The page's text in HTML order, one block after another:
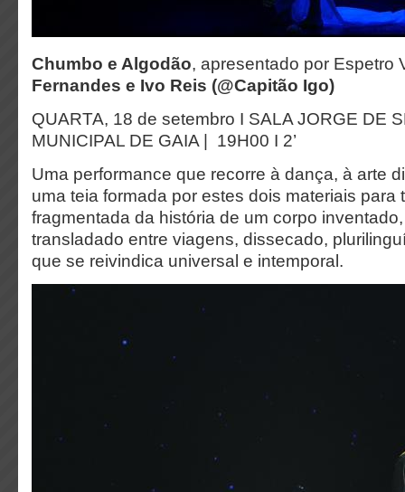
Chumbo e Algodão, apresentado por Espetro
Fernandes e Ivo Reis (@Capitão Igo)
QUARTA, 18 de setembro I SALA JORGE DE
MUNICIPAL DE GAIA |
19H00 I 2’
Uma performance que recorre à dança, à arte
uma teia formada por estes dois materiais para
fragmentada da história de um corpo
transladado entre viagens, dissecado,
que se reivindica universal e intemporal.